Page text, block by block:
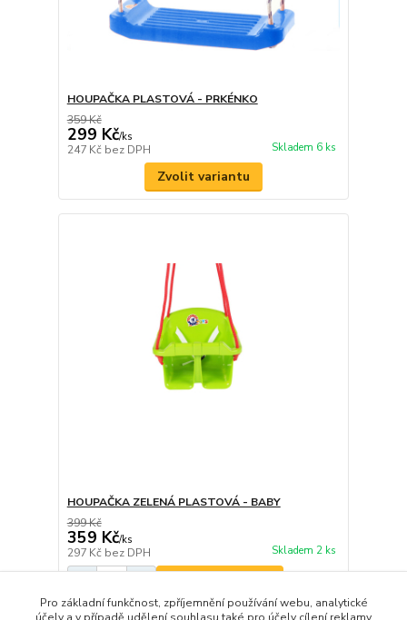
HOUPAČKA PLASTOVÁ - PRKÉNKO
359 Kč
299 Kč/ks
247 Kč bez DPH Skladem 6 ks
Zvolit variantu
HOUPAČKA ZELENÁ PLASTOVÁ - BABY
399 Kč
359 Kč/ks
297 Kč bez DPH Skladem 2 ks
Pro základní funkčnost, zpříjemnění používání webu, analytické